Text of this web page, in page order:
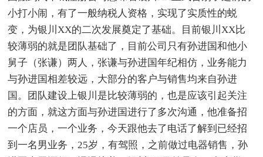
小打小闹，有了一般纳税人资格，实现了实质性的蜕
变，为银川XX的二次发展奠定了基础。目前银川XX比
较薄弱的就是团队基础了，目前公司只有孙进国和他小
舅子（张谦）两人，张谦与孙进国年纪相仿，业务能力
与孙进国相差较远，大部分的客户与销售均来自孙进
国。团队建设上银川是比较薄弱的，也是应该引起关注
的方面，就这方面与孙进国进行了多次沟通，他准备招
一个店员，一个业务，今天跟他去了电话了解到已经招
到一名男业务，25岁，有驾照，之前做过电器销售，孙